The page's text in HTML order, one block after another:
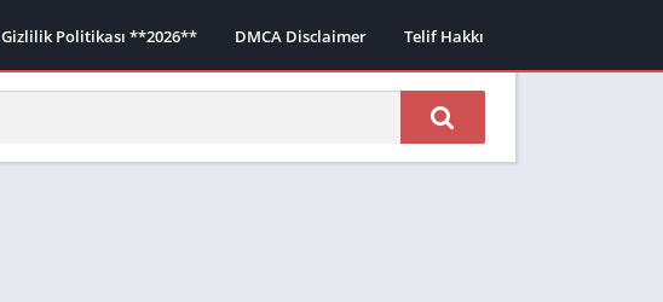
Gizlilik Politikası **2026** DMCA Disclaimer Telif Hakkı